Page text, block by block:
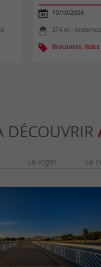
10/10/2026
274 m -
Brocantes,
DÉCOUVRIR
Se loger Se